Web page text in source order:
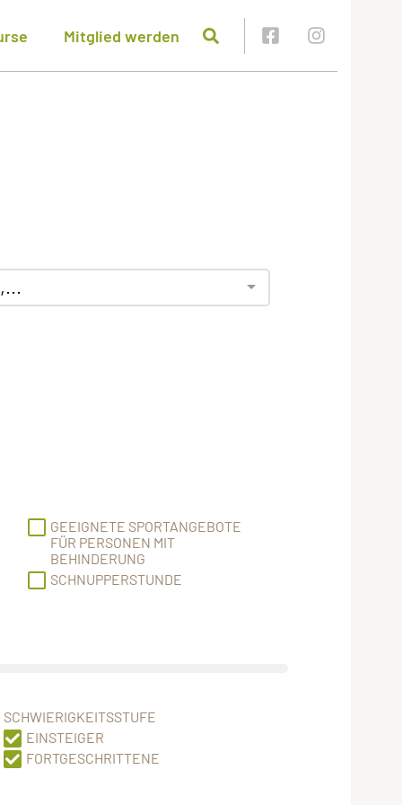
Mitglied werden
GEEIGNETE SPORTANGEBOTE
FÜR PERSONEN MIT
BEHINDERUNG
SCHNUPPERSTUNDE
SCHWIERIGKEITSSTUFE
EINSTEIGER
FORTGESCHRITTENE